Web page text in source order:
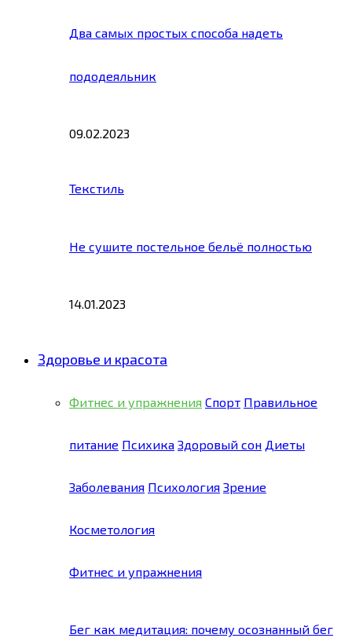
Два самых простых способа надеть
пододеяльник
09.02.2023
Текстиль
Не сушите постельное бельё полностью
14.01.2023
Здоровье и красота
Фитнес и упражнения Спорт Правильное
питание Психика Здоровый сон Диеты
Заболевания Психология Зрение
Косметология
Фитнес и упражнения
Бег как медитация: почему осознанный бег